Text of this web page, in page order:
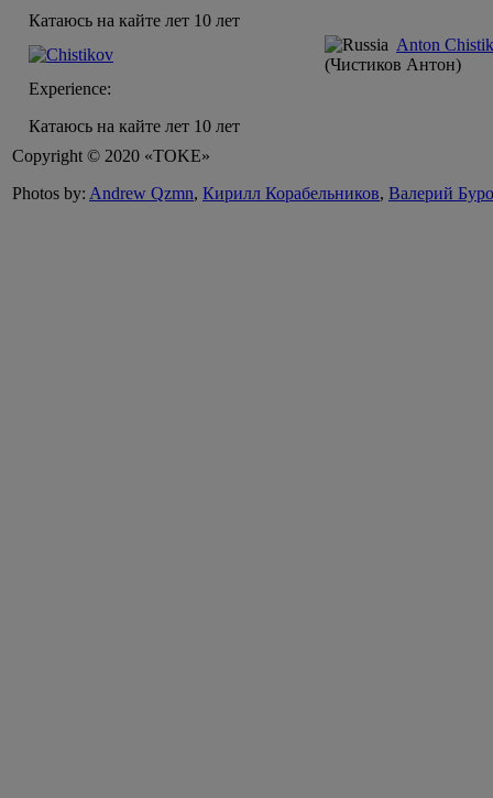
Катаюсь на кайте лет 10 лет
Anton
(Чистиков Антон)
Experience:
Катаюсь на кайте лет 10 лет
Copyright © 2020 «TOKE»
Photos by: Andrew Qzmn, Кирилл Корабельников, Валерий